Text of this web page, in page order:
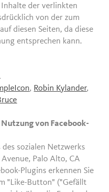
der verlinkten
von der zum
diesen Seiten, da diese
entsprechen kann.
.
, Robin Kylander,
von Facebook-
sozialen Netzwerks
Avenue, Palo Alto, CA
Plugins erkennen Sie
"Like-Button" ("Gefällt